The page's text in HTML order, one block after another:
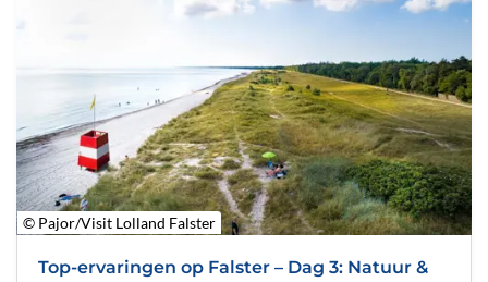
© Pajor/Visit Lolland Falster
Top-ervaringen op Falster – Dag 3: Natuur &